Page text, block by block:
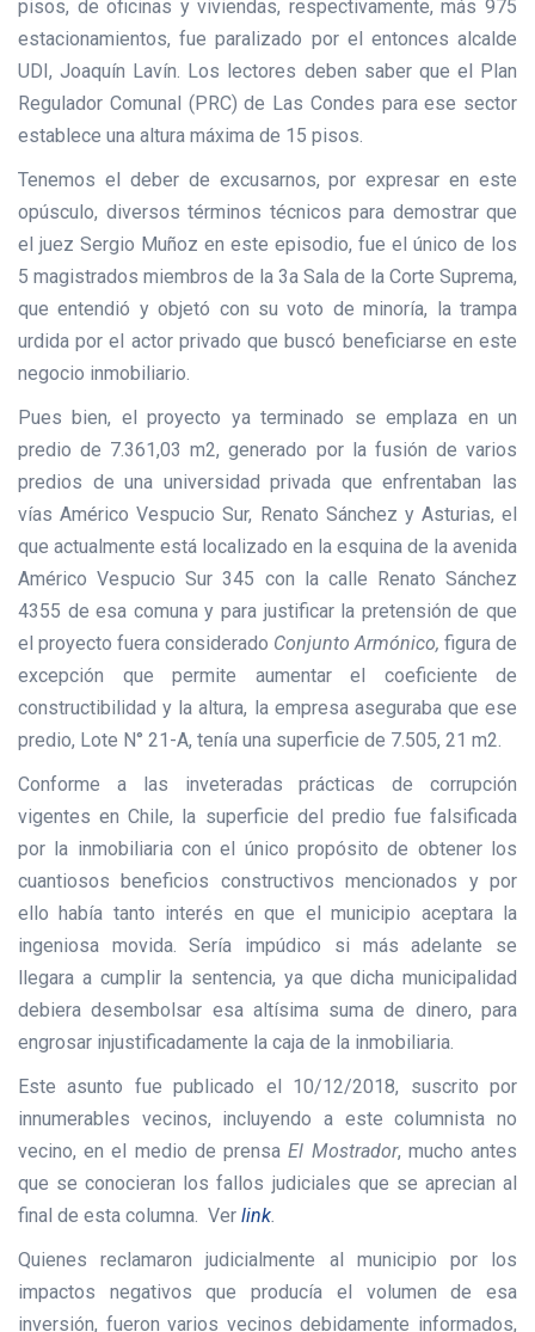
pisos, de oficinas y viviendas, respectivamente, más 975
estacionamientos, fue paralizado por el entonces alcalde
UDI, Joaquín Lavín. Los lectores deben saber que el Plan
Regulador Comunal (PRC) de Las Condes para ese sector
establece una altura máxima de 15 pisos.
Tenemos el deber de excusarnos, por expresar en este
opúsculo, diversos términos técnicos para demostrar que
el juez Sergio Muñoz en este episodio, fue el único de los
5 magistrados miembros de la 3a Sala de la Corte Suprema,
que entendió y objetó con su voto de minoría, la trampa
urdida por el actor privado que buscó beneficiarse en este
negocio inmobiliario.
Pues bien, el proyecto ya terminado se emplaza en un
predio de 7.361,03 m2, generado por la fusión de varios
predios de una universidad privada que enfrentaban las
vías Américo Vespucio Sur, Renato Sánchez y Asturias, el
que actualmente está localizado en la esquina de la avenida
Américo Vespucio Sur 345 con la calle Renato Sánchez
4355 de esa comuna y para justificar la pretensión de que
el proyecto fuera considerado Conjunto Armónico, figura de
excepción que permite aumentar el coeficiente de
constructibilidad y la altura, la empresa aseguraba que ese
predio, Lote N° 21-A, tenía una superficie de 7.505, 21 m2.
Conforme a las inveteradas prácticas de corrupción
vigentes en Chile, la superficie del predio fue falsificada
por la inmobiliaria con el único propósito de obtener los
cuantiosos beneficios constructivos mencionados y por
ello había tanto interés en que el municipio aceptara la
ingeniosa movida. Sería impúdico si más adelante se
llegara a cumplir la sentencia, ya que dicha municipalidad
debiera desembolsar esa altísima suma de dinero, para
engrosar injustificadamente la caja de la inmobiliaria.
Este asunto fue publicado el 10/12/2018, suscrito por
innumerables vecinos, incluyendo a este columnista no
vecino, en el medio de prensa El Mostrador, mucho antes
que se conocieran los fallos judiciales que se aprecian al
final de esta columna. Ver link.
Quienes reclamaron judicialmente al municipio por los
impactos negativos que producía el volumen de esa
inversión, fueron varios vecinos debidamente informados,